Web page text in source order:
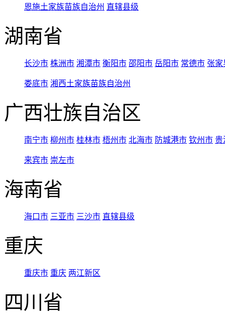
恩施土家族苗族自治州 直辖县级
湖南省
长沙市 株洲市 湘潭市 衡阳市 邵阳市 岳阳市 常德市 张家
娄底市 湘西土家族苗族自治州
广西壮族自治区
南宁市 柳州市 桂林市 梧州市 北海市 防城港市 钦州市 贵
来宾市 崇左市
海南省
海口市 三亚市 三沙市 直辖县级
重庆
重庆市 重庆 两江新区
四川省